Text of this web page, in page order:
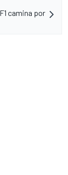
camina por